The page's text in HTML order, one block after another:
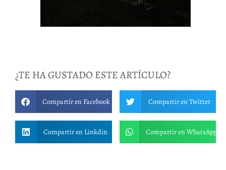
¿TE HA GUSTADO ESTE ARTÍCULO?
Compartir en Facebook Compartir en Twitter
Compartir en Linkdin Compartir en WhatsApp